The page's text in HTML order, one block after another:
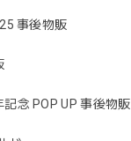
事後物販
念 POP UP 事後物販